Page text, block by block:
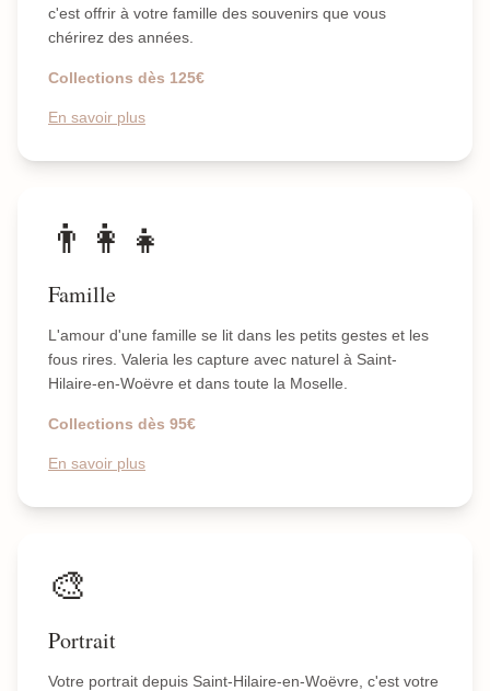
c'est offrir à votre famille des souvenirs que vous
chérirez des années.
Collections dès 125€
En savoir plus
👨‍👩‍👧
Famille
L'amour d'une famille se lit dans les petits gestes et les
fous rires. Valeria les capture avec naturel à Saint-
Hilaire-en-Woëvre et dans toute la Moselle.
Collections dès 95€
En savoir plus
🎨
Portrait
Votre portrait depuis Saint-Hilaire-en-Woëvre, c'est votre